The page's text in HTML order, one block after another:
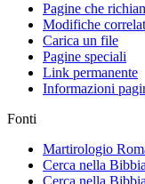
Pagine che
Modifiche
Carica un file
Pagine speciali
Link permanente
Informazioni
Fonti
Martirologio
Cerca nella